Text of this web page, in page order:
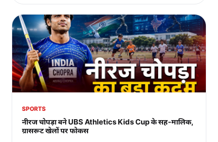
SPORTS
नीरज चोपड़ा बने UBS Athletics Kids Cup के सह-मालिक,
ग्रासरूट खेलों पर फोकस